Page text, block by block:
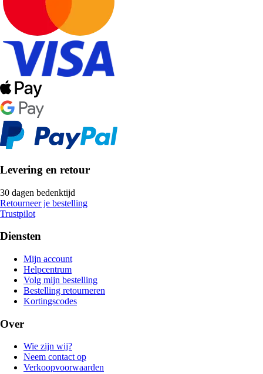
Levering en retour
30 dagen bedenktijd
Retourneer je bestelling
Trustpilot
Diensten
Mijn account
Helpcentrum
Volg mijn bestelling
Bestelling retourneren
Kortingscodes
Over
Wie zijn wij?
Neem contact op
Verkoopvoorwaarden